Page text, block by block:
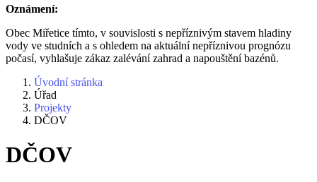
Oznámení:
Obec Miřetice tímto, v souvislosti s nepříznivým stavem hladiny
vody ve studních a s ohledem na aktuální nepříznivou prognózu
počasí, vyhlašuje zákaz zalévání zahrad a napouštění bazénů.
Úvodní stránka
Úřad
Projekty
DČOV
DČOV